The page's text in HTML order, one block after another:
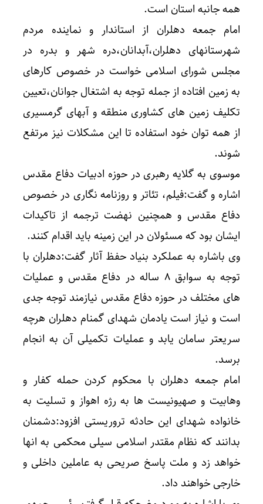
همه جانبه استان است.
امام جمعه دهلران از استاندار و نماینده مردم
شهرستانهای دهلران،آبدانان،دره شهر و بدره در
مجلس شورای اسلامی خواست در خصوص کارهای
به زمین افتاده از جمله توجه به اشتغال جوانان،تعیین
تکلیف زمین های کشاوری منطقه و آبهای گرمسیری
از همه توان خود استفاده تا این مشکلات نیز مرتفع
شوند.
موسوی به گلایه رهبری در حوزه ادبیات دفاع مقدس
اشاره و گفت:فیلم، تئاتر و روزنامه نگاری در خصوص
دفاع مقدس و همچنین نهضت ترجمه از تاکیدات
ایشان بود که مسئولان در این زمینه باید اقدام کنند.
وی باشاره به عملکرد بنیاد حفظ آثار گفت:دهلران با
توجه به سوابق ۸ ساله در دفاع مقدس و عملیات
های مختلف در حوزه دفاع مقدس نیازمند توجه جدی
است و نیاز است یادمان شهدای گمنام دهلران هرچه
سریعتر سامان یابد و عملیات تکمیلی آن به انجام
برسد.
امام جمعه دهلران با محکوم کردن حمله کفار و
وهابیت و صهیونیست ها به رژه اهواز و تسلیت به
خانواده شهدای این حادثه تروریستی افزود:دشمنان
بدانند که نظام مقتدر اسلامی سیلی محکمی به انها
خواهد زد و ملت پاسخ صریحی به عاملین داخلی و
خارجی خواهند داد.